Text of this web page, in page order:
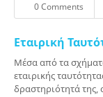
0 Comments
Εταιρική
Μέσα από τα
εταιρικής
δραστηριότητά της,